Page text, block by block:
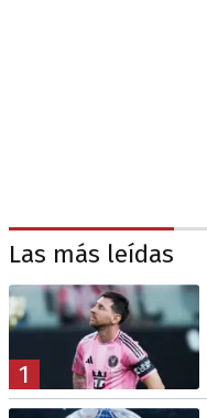
Las más leídas
1